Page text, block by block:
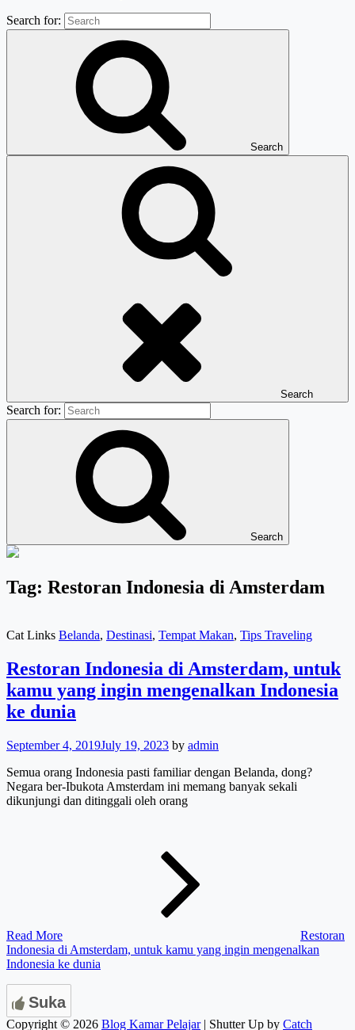
Search for:
Search
Search
Search for:
Search
Tag: Restoran Indonesia di Amsterdam
Cat Links Belanda, Destinasi, Tempat Makan, Tips Traveling
Restoran Indonesia di Amsterdam, untuk
kamu yang ingin mengenalkan Indonesia
ke dunia
September 4, 2019July 19, 2023 by admin
Semua orang Indonesia pasti familiar dengan Belanda, dong?
Negara ber-Ibukota Amsterdam ini memang banyak sekali
dikunjungi dan ditinggali oleh orang
Read More
Restoran
Indonesia di Amsterdam, untuk kamu yang ingin mengenalkan
Indonesia ke dunia
Suka
Copyright © 2026 Blog Kamar Pelajar | Shutter Up by Catch